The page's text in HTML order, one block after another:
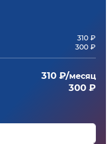
310 ₽
300 ₽
310 ₽/месяц
300 ₽